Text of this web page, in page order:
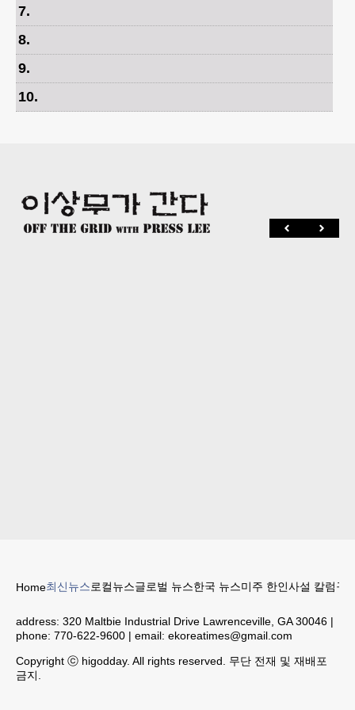
7.
8.
9.
10.
Home최신뉴스로컬뉴스글로벌 뉴스한국 뉴스미주 한인사설 칼럼구
address: 320 Maltbie Industrial Drive Lawrenceville, GA 30046 |
phone: 770-622-9600 | email: ekoreatimes@gmail.com
Copyright ⓒ higodday. All rights reserved. 무단 전재 및 재배포
금지.